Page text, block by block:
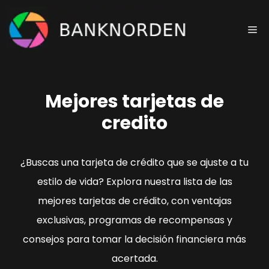
Saltar
contenido
Mejores tarjetas de
credito
¿Buscas una tarjeta de crédito que se ajuste a tu
estilo de vida? Explora nuestra lista de las
mejores tarjetas de crédito, con ventajas
exclusivas, programas de recompensas y
consejos para tomar la decisión financiera más
acertada.